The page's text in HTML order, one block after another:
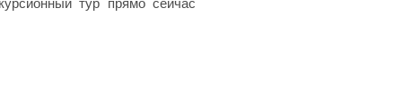
тур прямо сейчас